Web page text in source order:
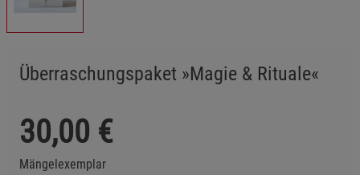
Überraschungspaket »Magie & Rituale«
30,00 €
Mängelexemplar